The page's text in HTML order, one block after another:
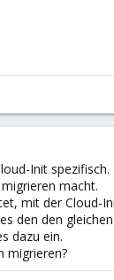
Init
macht.
mit der Cloud-
den den
dazu ein.
migrieren?